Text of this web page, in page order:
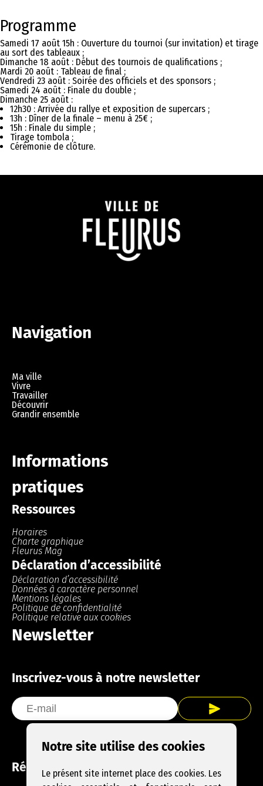
Programme
Samedi 17 août 15h : Ouverture du tournoi (sur invitation) et tirage
au sort des tableaux ;
Dimanche 18 août : Début des tournois de qualifications ;
Mardi 20 août : Tableau de final ;
Vendredi 23 août : Soirée des officiels et des sponsors ;
Samedi 24 août : Finale du double ;
Dimanche 25 août :
12h30 : Arrivée du rallye et exposition de supercars ;
13h : Dîner de la finale – menu à 25€ ;
15h : Finale du simple ;
Tirage tombola ;
Cérémonie de clôture.
Navigation
Ma ville
Vivre
Travailler
Découvrir
Grandir ensemble
Informations
pratiques
Ressources
Horaires
Charte graphique
Fleurus Mag
Déclaration d’accessibilité
Déclaration d’accessibilité
Données à caractère personnel
Mentions légales
Politique de confidentialité
Politique relative aux cookies
Newsletter
Inscrivez-vous à notre newsletter
Réseaux sociaux
Notre site utilise des cookies
Le présent site internet place des cookies. Les